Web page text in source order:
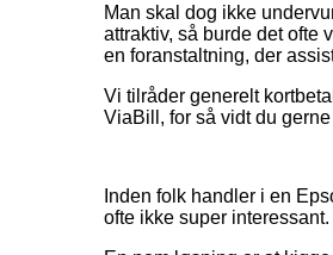
Man skal dog ikke
attraktiv, så burde det
en foranstaltning, der
Vi tilråder generelt
ViaBill, for så vidt du
Inden folk handler i en
ofte ikke super interessant.